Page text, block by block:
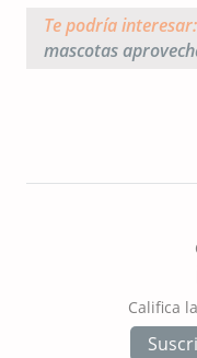
Te podría interesar:
mascotas
Califica